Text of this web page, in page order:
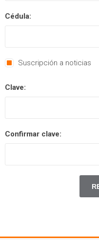
Cédula:
Suscripción a noticias
Clave:
Confirmar clave: